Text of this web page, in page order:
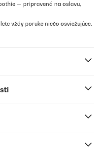
— pripravená na oslavu,
vždy poruke niečo osviežujúce.